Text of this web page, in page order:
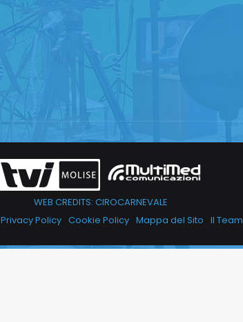
WEB CREDITS: CIROCARNEVALE
Privacy Policy Cookie Policy Mappa del Sito Il Team